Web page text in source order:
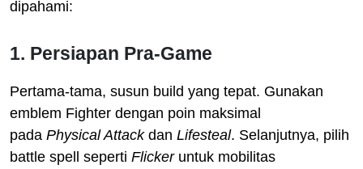
dipahami:
1. Persiapan Pra-Game
Pertama-tama, susun build yang tepat. Gunakan
emblem Fighter dengan poin maksimal
pada Physical Attackdan Lifesteal. Selanjutnya, pilih
battle spell seperti Flickeruntuk mobilitas